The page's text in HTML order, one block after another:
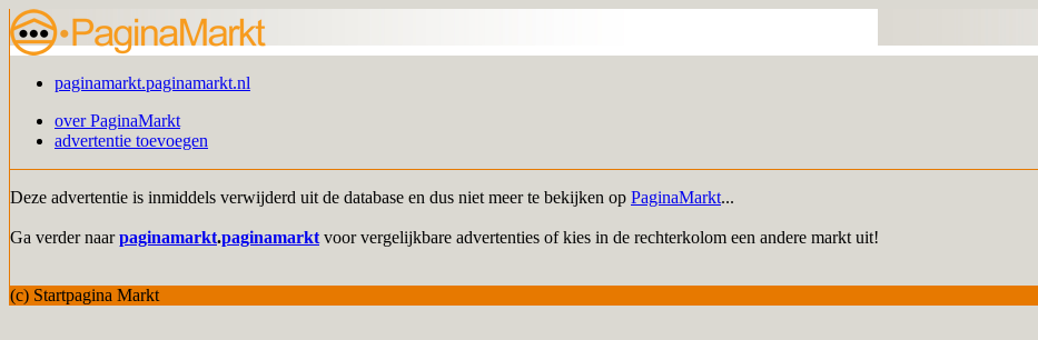
paginamarkt.paginamarkt.nl
over PaginaMarkt
advertentie toevoegen
Deze advertentie is inmiddels verwijderd uit de database en dus niet meer te bekijken op PaginaMarkt...
Ga verder naarpaginamarkt.paginamarkt voor vergelijkbare advertenties of kies in de rechterkolom een andere markt uit!
(c) Startpagina Markt